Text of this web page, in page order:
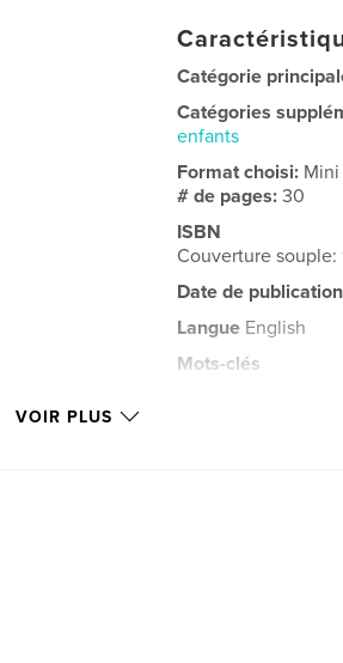
Catégorie
Catégories
enfants
Format choisi: Mini
# de pages:30
ISBN
Couverture
Date de
Langue English
Mots-clés
VOIR PLUS